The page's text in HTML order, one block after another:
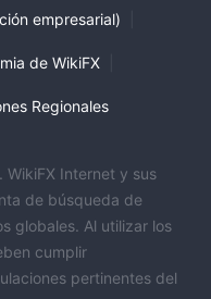
empresarial)
de WikiFX
Regionales
WikiFX Internet y sus
de búsqueda de
globales. Al utilizar los
cumplir
pertinentes del